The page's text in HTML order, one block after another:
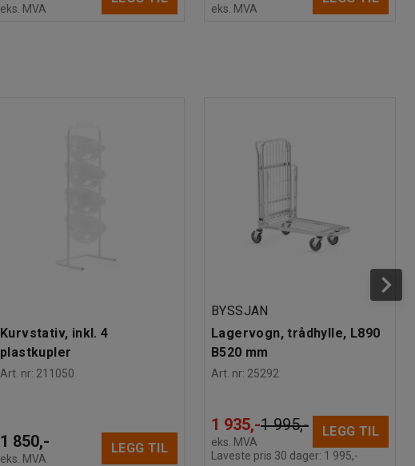
eks. MVA eks. MVA
Kurvstativ, inkl. 4
plastkupler
Art. nr: 211050
1 850,-
eks. MVA
LEGG TIL
BYSSJAN
Lagervogn, trådhylle, L890
B520 mm
Art. nr: 25292
1 935,-1 995,-
eks. MVA
LEGG TIL
Laveste pris 30 dager: 1 995,-